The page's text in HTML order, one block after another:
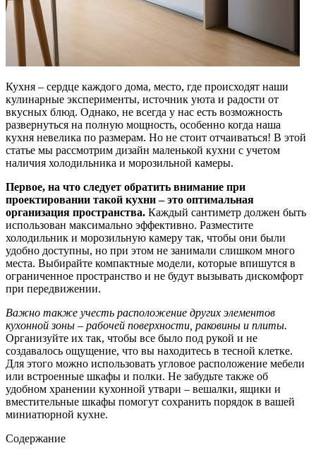
Кухня – сердце каждого дома, место, где происходят наши
кулинарные эксперименты, источник уюта и радости от
вкусных блюд. Однако, не всегда у нас есть возможность
развернуться на полную мощность, особенно когда наша
кухня невелика по размерам. Но не стоит отчаиваться! В этой
статье мы рассмотрим дизайн маленькой кухни с учетом
наличия холодильника и морозильной камеры.
Первое, на что следует обратить внимание при
проектировании такой кухни – это оптимальная
организация пространства. Каждый сантиметр должен быть
использован максимально эффективно. Разместите
холодильник и морозильную камеру так, чтобы они были
удобно доступны, но при этом не занимали слишком много
места. Выбирайте компактные модели, которые впишутся в
ограниченное пространство и не будут вызывать дискомфорт
при передвижении.
Важно также учесть расположение других элементов
кухонной зоны – рабочей поверхности, раковины и плиты.
Организуйте их так, чтобы все было под рукой и не
создавалось ощущение, что вы находитесь в тесной клетке.
Для этого можно использовать угловое расположение мебели
или встроенные шкафы и полки. Не забудьте также об
удобном хранении кухонной утвари – вешалки, ящики и
вместительные шкафы помогут сохранить порядок в вашей
миниатюрной кухне.
Содержание